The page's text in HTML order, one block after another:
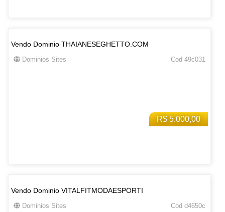
R$ 5.000,00
Vendo Dominio THAIANESEGHETTO.COM
Dominios Sites Cod 49c031
Vendo Dominio VITALFITMODAESPORTI
Dominios Sites Cod d4650c